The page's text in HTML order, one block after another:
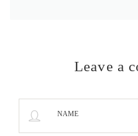
Leave a
NAME